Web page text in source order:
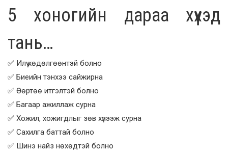
5 хоногийн дараа хүүхэд
тань…
✅ Илүү хөдөлгөөнтэй болно
✅ Биеийн тэнхээ сайжирна
✅ Өөртөө итгэлтэй болно
✅ Багаар ажиллаж сурна
✅ Хожил, хожигдлыг зөв хүлээж сурна
✅ Сахилга баттай болно
✅ Шинэ найз нөхөдтэй болно